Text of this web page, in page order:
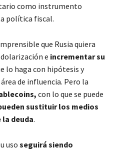
como instrumento
política fiscal.
que Rusia quiera
e incrementar su
lo haga con hipótesis y
de influencia. Pero la
con lo que se puede
sustituir los medios
deuda.
uso seguirá siendo